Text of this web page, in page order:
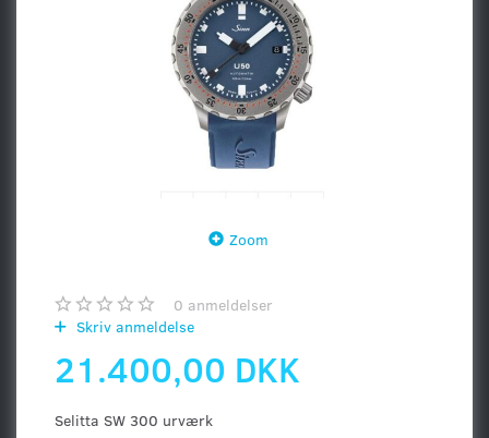
Zoom
0 anmeldelser
Skriv anmeldelse
21.400,00 DKK
Selitta SW 300 urværk